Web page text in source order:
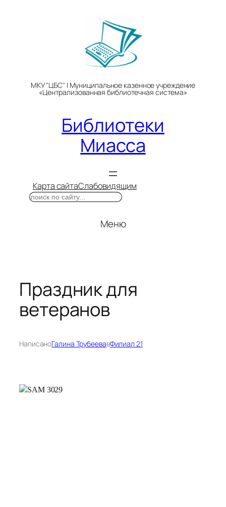
МКУ "ЦБС" | Муниципальное казенное учреждение
«Централизованная библиотечная система»
Библиотеки
Миасса
Карта сайтаСлабовидящим
Поиск
Меню
Праздник для
ветеранов
НаписаноГалина ТрубеевавФилиал 21